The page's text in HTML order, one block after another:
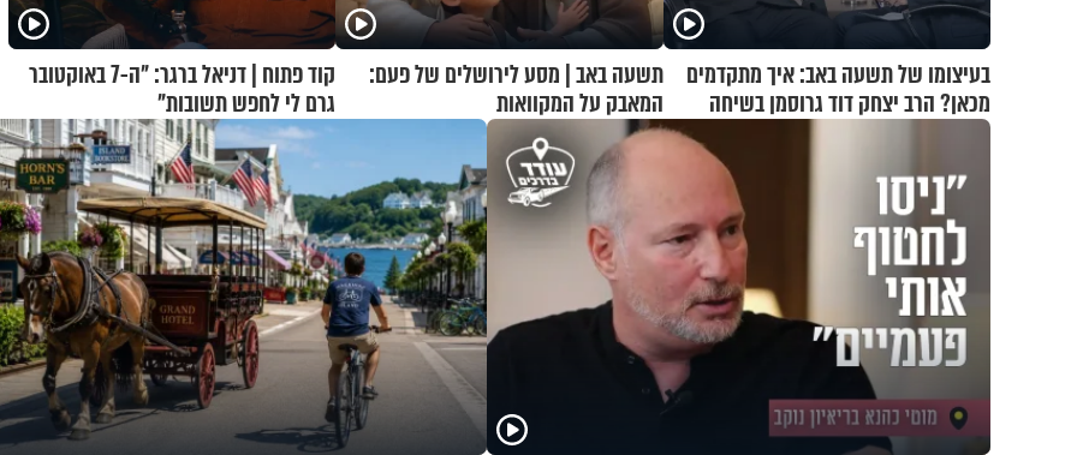
בעיצומו של תשעה באב: איך מתקדמים
מכאן? הרב יצחק דוד גרוסמן בשיחה
מיוחדת
תשעה באב | מסע לירושלים של פעם:
המאבק על המקוואות
קוד פתוח | דניאל ברגר: "ה-7 באוקטובר
גרם לי לחפש תשובות"